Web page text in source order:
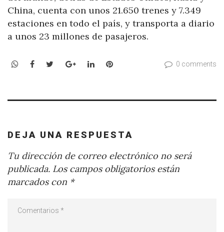
China, cuenta con unos 21.650 trenes y 7.349
estaciones en todo el país, y transporta a diario
a unos 23 millones de pasajeros.
WhatsApp
Facebook
TwitterGoogle+LinkedInPinterest 0 comments
DEJA UNA RESPUESTA
Tu dirección de correo electrónico no será
publicada. Los campos obligatorios están
marcados con *